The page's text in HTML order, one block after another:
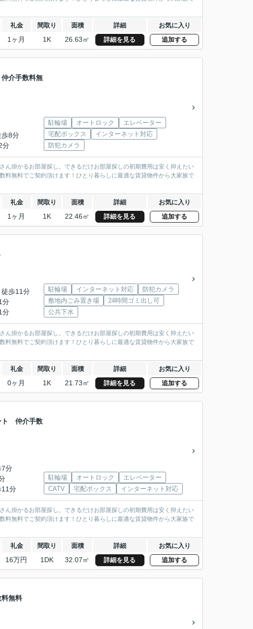
礼金 間取り 面積 詳細 お気に入り
1ヶ月 1K 26.63㎡ 詳細を見る 追加する
介手数料無
8分
分
駐輪場 オートロック
エレベーター
宅配ボックス
インターネット対応
防犯カメラ
掛かるお部屋探し。できるだけお部屋探しの初期費用は安く抑えたい
無料でご契約頂けます！ひとり暮らしに最適な賃貸物件から大家族で
礼金 間取り 面積 詳細 お気に入り
1ヶ月 1K 22.46㎡ 詳細を見る 追加する
徒歩11分
分
分
駐輪場 インターネット対応
防犯カメラ
敷地内ごみ置き場
24時間ゴミ出し可
公共下水
掛かるお部屋探し。できるだけお部屋探しの初期費用は安く抑えたい
無料でご契約頂けます！ひとり暮らしに最適な賃貸物件から大家族で
礼金 間取り 面積 詳細 お気に入り
0ヶ月 1K 21.73㎡ 詳細を見る 追加する
ト 仲介手数
7分
11分
駐輪場 オートロック
エレベーター
CATV
宅配ボックス インターネット対応
掛かるお部屋探し。できるだけお部屋探しの初期費用は安く抑えたい
無料でご契約頂けます！ひとり暮らしに最適な賃貸物件から大家族で
礼金 間取り 面積 詳細 お気に入り
16万円 1DK 32.07㎡ 詳細を見る 追加する
無料